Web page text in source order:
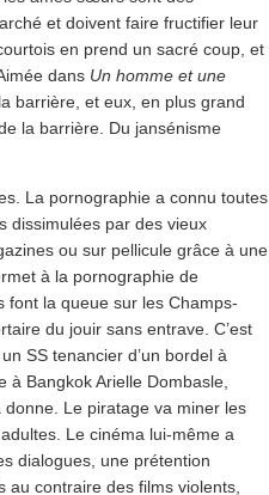
et doivent faire fructifier leur
en prend un sacré coup, et
dans Un homme et une
barrière, et eux, en plus grand
la barrière. Du jansénisme
La pornographie a connu toutes
dissimulées par des vieux
ou sur pellicule grâce à une
à la pornographie de
font la queue sur les Champs-
du jouir sans entrave. C’est
SS tenancier d’un bordel à
à Bangkok Arielle Dombasle,
donne. Le piratage va miner les
Le cinéma lui-même a
dialogues, une prétention
contraire des films violents,